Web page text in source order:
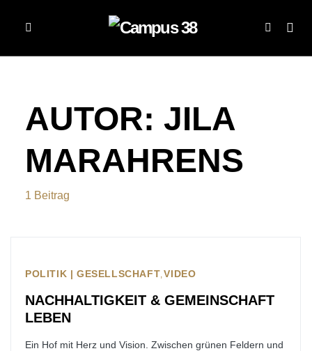
AUTOR: JILA
MARAHRENS
1 Beitrag
POLITIK | GESELLSCHAFT VIDEO
NACHHALTIGKEIT & GEMEINSCHAFT
LEBEN
Ein Hof mit Herz und Vision. Zwischen grünen Feldern und